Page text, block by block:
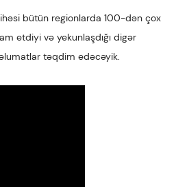
bütün regionlarda 100-dən çox
etdiyi və yekunlaşdığı digər
təqdim edəcəyik.